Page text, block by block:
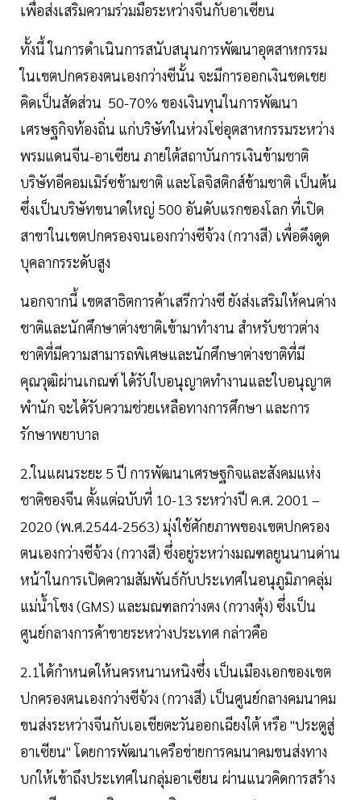
เพื่อส่งเสริมความร่วมมือระหว่างจีนกับอาเซียน
ทั้งนี้ ในการดำเนินการสนับสนุนการพัฒนาอุตสาหกรรม
ในเขตปกครองตนเองกว่างซีนั้น จะมีการออกเงินชดเชย
คิดเป็นสัดส่วน 50-70% ของเงินทุนในการพัฒนา
เศรษฐกิจท้องถิ่น แก่บริษัทในห่วงโซ่อุตสาหกรรมระหว่าง
พรมแดนจีน-อาเซียน ภายใต้สถาบันการเงินข้ามชาติ
บริษัทอีคอมเมิร์ซข้ามชาติ และโลจิสติกส์ข้ามชาติ เป็นต้น
ซึ่งเป็นบริษัทขนาดใหญ่ 500 อันดับแรกของโลก ที่เปิด
สาขาในเขตปกครองจนเองกว่างซีจ้วง (กวางสี) เพื่อดึงดูด
บุคลากรระดับสูง
นอกจากนี้ เขตสาธิตการค้าเสรีกว่างซี ยังส่งเสริมให้คนต่าง
ชาติและนักศึกษาต่างชาติเข้ามาทำงาน สำหรับชาวต่าง
ชาติที่มีความสามารถพิเศษและนักศึกษาต่างชาติที่มี
คุณวุฒิผ่านเกณฑ์ ได้รับใบอนุญาตทำงานและใบอนุญาต
พำนัก จะได้รับความช่วยเหลือทางการศึกษา และการ
รักษาพยาบาล
2.ในแผนระยะ 5 ปี การพัฒนาเศรษฐกิจและสังคมแห่ง
ชาติของจีน ตั้งแต่ฉบับที่ 10-13 ระหว่างปี ค.ศ. 2001 –
2020 (พ.ศ.2544-2563) มุ่งใช้ศักยภาพของเขตปกครอง
ตนเองกว่างซีจ้วง (กวางสี) ซึ่งอยู่ระหว่างมณฑลยูนนานด่าน
หน้าในการเปิดความสัมพันธ์กับประเทศในอนุภูมิภาคลุ่ม
แม่น้ำโขง (GMS) และมณฑลกว่างตง (กวางตุ้ง) ซึ่งเป็น
ศูนย์กลางการค้าขายระหว่างประเทศ กล่าวคือ
2.1ได้กำหนดให้นครหนานหนิงซึ่ง เป็นเมืองเอกของเขต
ปกครองตนเองกว่างซีจ้วง (กวางสี) เป็นศูนย์กลางคมนาคม
ขนส่งระหว่างจีนกับเอเชียตะวันออกเฉียงใต้ หรือ "ประตูสู่
อาเซียน" โดยการพัฒนาเครือข่ายการคมนาคมขนส่งทาง
บกให้เข้าถึงประเทศในกลุ่มอาเซียน ผ่านแนวคิดการสร้าง